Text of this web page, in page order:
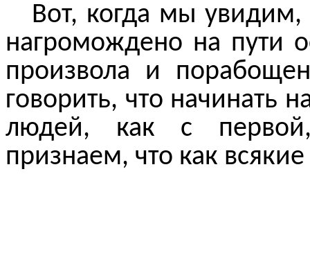
Вот, когда мы увидим,
нагромождено на пути
произвола и
говорить, что начинать
людей, как с
признаем, что как